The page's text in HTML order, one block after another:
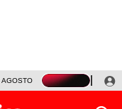
AGOSTO TINKA RESULTADOS